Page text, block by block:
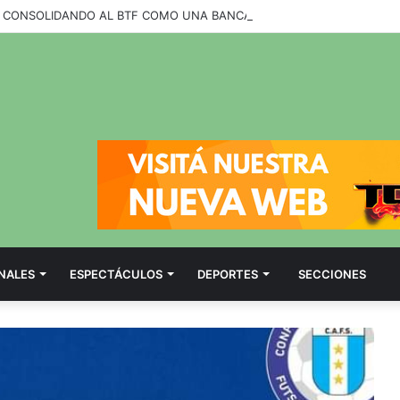
ESPECTÁCULOS DEPORTES SECCIONES